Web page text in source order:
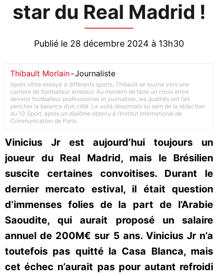
star du Real Madrid !
Publié le 28 décembre 2024 à 13h30
Thibault Morlain-Journaliste
Après s’être essayé à différents sports, Thibault se tourne vers une
carrière de footballeur amateur. Au moment de faire un choix entre
devenir footballeur professionnel et journaliste, les qualités ont fait
pencher la balance d’un côté. Le voilà désormais au sein de la rédaction
du 10 Sport, après un diplôme obtenu à l’Institut International de
Communication de Paris.
Vinicius Jr est aujourd’hui toujours un
joueur du Real Madrid, mais le Brésilien
suscite certaines convoitises. Durant le
dernier mercato estival, il était question
d’immenses folies de la part de l’Arabie
Saoudite, qui aurait proposé un salaire
annuel de 200M€ sur 5 ans. Vinicius Jr n’a
toutefois pas quitté la Casa Blanca, mais
cet échec n’aurait pas pour autant refroidi